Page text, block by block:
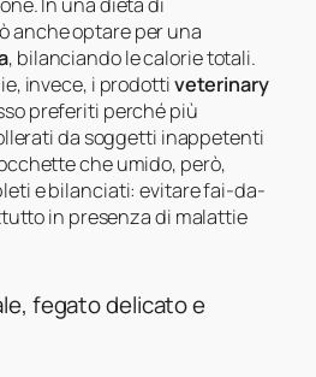
anche optare per una
, bilanciando le calorie totali.
invece, i prodottiveterinary
preferiti perché più
da soggetti inappetenti
che umido, però,
e bilanciati: evitare fai-da-
in presenza di malattie
fegato delicato e